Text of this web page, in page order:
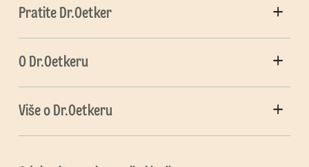
Pratite Dr.Oetker
O Dr.Oetkeru
Više o Dr.Oetkeru